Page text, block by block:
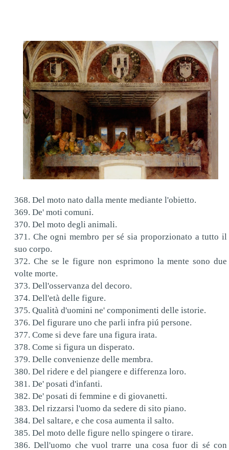
368. Del moto nato dalla mente mediante l'obietto.
369. De' moti comuni.
370. Del moto degli animali.
371. Che ogni membro per sé sia proporzionato a tutto il
suo corpo.
372. Che se le figure non esprimono la mente sono due
volte morte.
373. Dell'osservanza del decoro.
374. Dell'età delle figure.
375. Qualità d'uomini ne' componimenti delle istorie.
376. Del figurare uno che parli infra piú persone.
377. Come si deve fare una figura irata.
378. Come si figura un disperato.
379. Delle convenienze delle membra.
380. Del ridere e del piangere e differenza loro.
381. De' posati d'infanti.
382. De' posati di femmine e di giovanetti.
383. Del rizzarsi l'uomo da sedere di sito piano.
384. Del saltare, e che cosa aumenta il salto.
385. Del moto delle figure nello spingere o tirare.
386. Dell'uomo che vuol trarre una cosa fuor di sé con